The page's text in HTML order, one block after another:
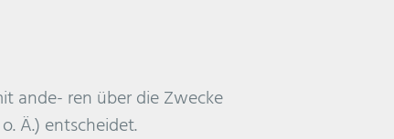
ande- ren über die Zwecke
Ä.) entscheidet.